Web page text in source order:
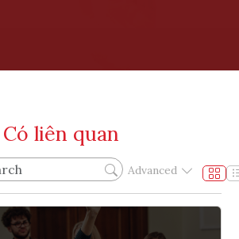
Có liên quan
Advanced